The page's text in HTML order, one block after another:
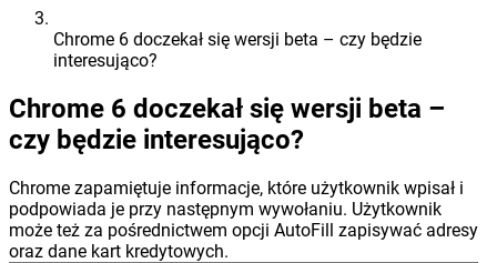
Chrome 6 doczekał się wersji beta – czy będzie
interesująco?
Chrome 6 doczekał się wersji beta –
czy będzie interesująco?
Chrome zapamiętuje informacje, które użytkownik wpisał i
podpowiada je przy następnym wywołaniu. Użytkownik
może też za pośrednictwem opcji AutoFill zapisywać adresy
oraz dane kart kredytowych.